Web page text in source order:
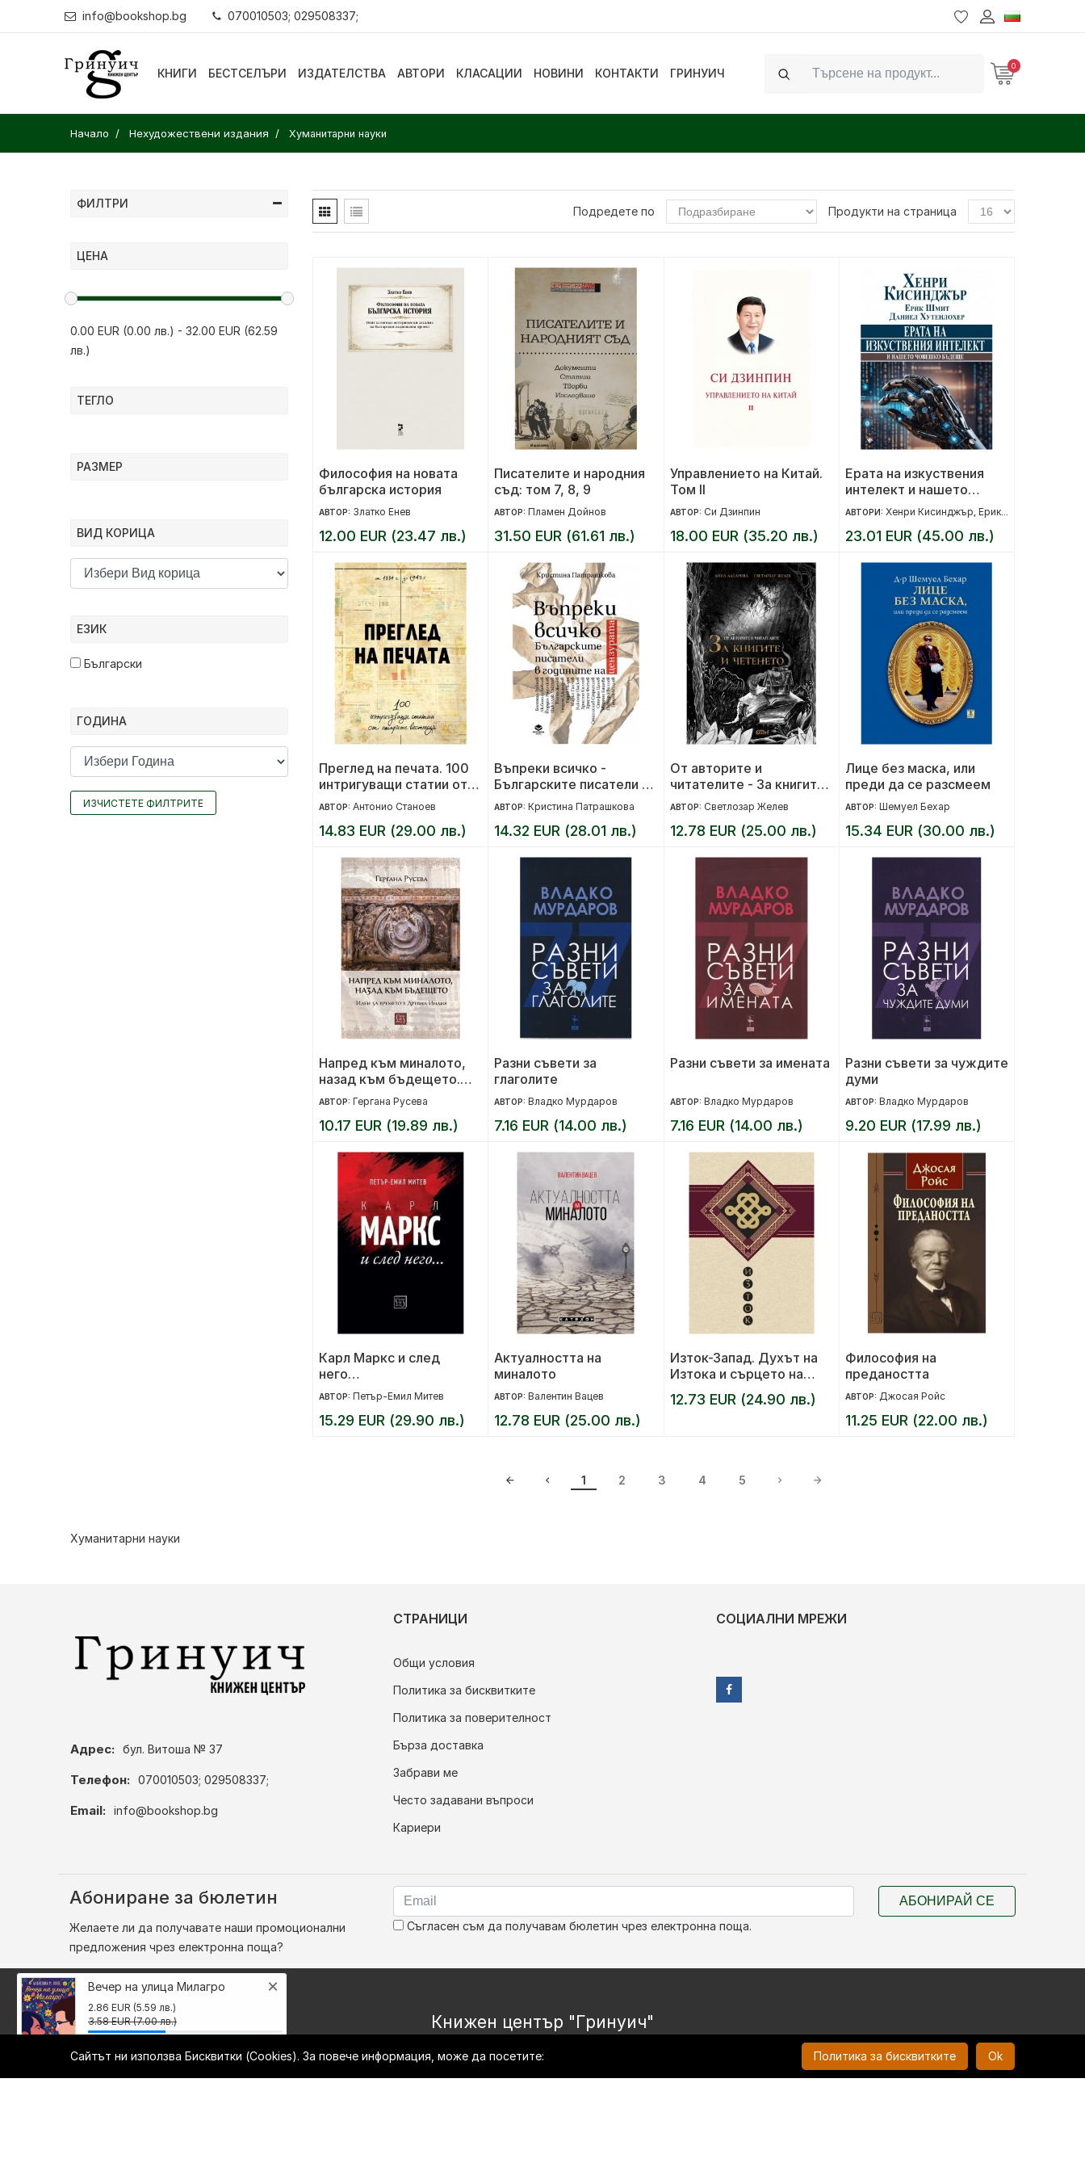
info@bookshop.bg 070010503; 029508337;
КНИГИ БЕСТСЕЛЪРИ ИЗДАТЕЛСТВА АВТОРИ КЛАСАЦИИ НОВИНИ КОНТАКТИ ГРИНУИЧ
Search
0
Начало Нехудожествени издания Хуманитарни науки
ФИЛТРИ
ЦЕНА
0.00 EUR (0.00 лв.) - 32.00 EUR (62.59
лв.)
ТЕГЛО
РАЗМЕР
ВИД КОРИЦА
ЕЗИК
Български
ГОДИНА
ИЗЧИСТЕТЕ ФИЛТРИТЕ
Подредете по Продукти на страница
Философия на новата
българска история
АВТОР: Златко Енев
12.00 EUR (23.47 лв.)
Писателите и народния
съд: том 7, 8, 9
АВТОР: Пламен Дойнов
31.50 EUR (61.61 лв.)
Управлението на Китай.
Том II
АВТОР: Си Дзинпин
18.00 EUR (35.20 лв.)
Ерата на изкуствения
интелект и нашето
човешко бъдеще
АВТОРИ: Хенри Кисинджър Ерик Шмит
23.01 EUR (45.00 лв.)
Преглед на печата. 100
интригуващи статии от
старите вестници (1884
АВТОР: Антонио Станоев
14.83 EUR (29.00 лв.)
Въпреки всичко -
Българските писатели в
годините на цензурата
АВТОР: Кристина Патрашкова
14.32 EUR (28.01 лв.)
От авторите и
читателите - За книгите
и четенето
АВТОР: Светлозар Желев
12.78 EUR (25.00 лв.)
Лице без маска, или
преди да се разсмеем
АВТОР: Шемуел Бехар
15.34 EUR (30.00 лв.)
Напред към миналото,
назад към бъдещето.
Идеи за времето в
Древна Индия
АВТОР: Гергана Русева
10.17 EUR (19.89 лв.)
Разни съвети за
глаголите
АВТОР: Владко Мурдаров
7.16 EUR (14.00 лв.)
Разни съвети за имената
АВТОР: Владко Мурдаров
7.16 EUR (14.00 лв.)
Разни съвети за чуждите
думи
АВТОР: Владко Мурдаров
9.20 EUR (17.99 лв.)
Карл Маркс и след
него…
АВТОР: Петър-Емил Митев
15.29 EUR (29.90 лв.)
Актуалността на
миналото
АВТОР: Валентин Вацев
12.78 EUR (25.00 лв.)
Изток-Запад. Духът на
Изтока и сърцето на
Запада
12.73 EUR (24.90 лв.)
Философия на
предаността
АВТОР: Джосая Ройс
11.25 EUR (22.00 лв.)
1 2 3 4 5
Хуманитарни науки
Адрес: бул. Витоша № 37
Телефон: 070010503; 029508337;
Email: info@bookshop.bg
СТРАНИЦИ
Общи условия
Политика за бисквитките
Политика за поверителност
Бърза доставка
Забрави ме
Често задавани въпроси
Кариери
СОЦИАЛНИ МРЕЖИ
Абониране за бюлетин
Желаете ли да получавате наши промоционални
предложения чрез електронна поща?
Съгласен съм да получавам бюлетин чрез електронна поща.
АБОНИРАЙ СЕ
Книжен център "Гринуич"
Сайтът ни използва Бисквитки (Cookies). За повече информация, може да посетите: Ok
Политика за бисквитките
×
Вечер на улица Милагро
2.86 EUR (5.59 лв.)
3.58 EUR (7.00 лв.)